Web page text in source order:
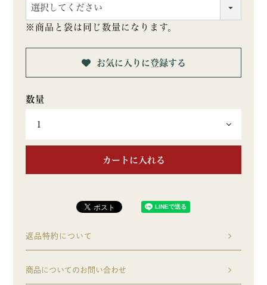
(必
須)
※商品と袋は同じ数量になります。
お気に入りに登録する
カートに入れる
返品特約について
商品についてのお問い合わせ